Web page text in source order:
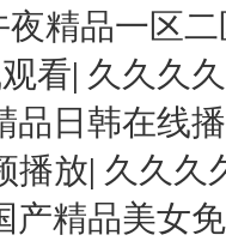
夜精品一区
看| 久久久
品日韩在线
播放| 久久久
产精品美女